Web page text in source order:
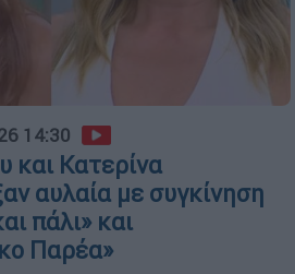
14:30
και Κατερίνα
αυλαία με συγκίνηση
πάλι» και
Παρέα»